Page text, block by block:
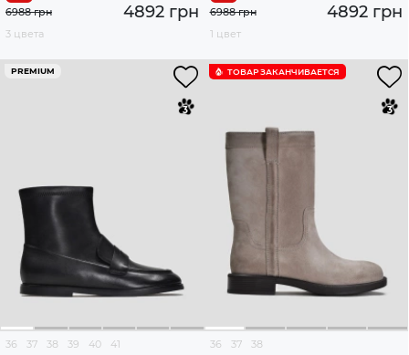
4892 грн
6988 грн
3 цвета
4892 грн
6988 грн
1 цвет
PREMIUM
36 37 38 39 40 41
ТОВАР ЗАКАНЧИВАЕТСЯ
36 37 38